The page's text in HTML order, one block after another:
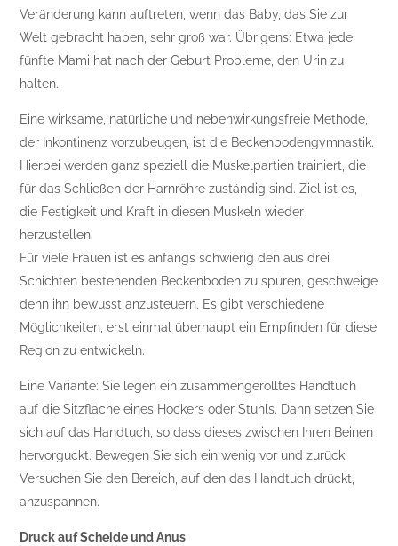
Veränderung kann auftreten, wenn das Baby, das Sie zur
Welt gebracht haben, sehr groß war. Übrigens: Etwa jede
fünfte Mami hat nach der Geburt Probleme, den Urin zu
halten.
Eine wirksame, natürliche und nebenwirkungsfreie Methode,
der Inkontinenz vorzubeugen, ist die Beckenbodengymnastik.
Hierbei werden ganz speziell die Muskelpartien trainiert, die
für das Schließen der Harnröhre zuständig sind. Ziel ist es,
die Festigkeit und Kraft in diesen Muskeln wieder
herzustellen.
Für viele Frauen ist es anfangs schwierig den aus drei
Schichten bestehenden Beckenboden zu spüren, geschweige
denn ihn bewusst anzusteuern. Es gibt verschiedene
Möglichkeiten, erst einmal überhaupt ein Empfinden für diese
Region zu entwickeln.
Eine Variante: Sie legen ein zusammengerolltes Handtuch
auf die Sitzfläche eines Hockers oder Stuhls. Dann setzen Sie
sich auf das Handtuch, so dass dieses zwischen Ihren Beinen
hervorguckt. Bewegen Sie sich ein wenig vor und zurück.
Versuchen Sie den Bereich, auf den das Handtuch drückt,
anzuspannen.
Druck auf Scheide und Anus